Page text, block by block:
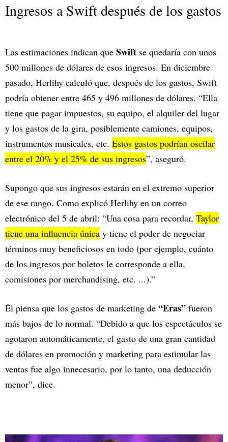
Ingresos a Swift después de los gastos
Las estimaciones indican que Swift se quedaría con unos
500 millones de dólares de esos ingresos. En diciembre
pasado, Herlihy calculó que, después de los gastos, Swift
podría obtener entre 465 y 496 millones de dólares. “Ella
tiene que pagar impuestos, su equipo, el alquiler del lugar
y los gastos de la gira, posiblemente camiones, equipos,
instrumentos musicales, etc. Estos gastos podrían oscilar
entre el 20% y el 25% de sus ingresos”, aseguró.
Supongo que sus ingresos estarán en el extremo superior
de ese rango. Como explicó Herlihy en un correo
electrónico del 5 de abril: “Una cosa para recordar, Taylor
tiene una influencia única y tiene el poder de negociar
términos muy beneficiosos en todo (por ejemplo, cuánto
de los ingresos por boletos le corresponde a ella,
comisiones por merchandising, etc. ...).”
Él piensa que los gastos de marketing de “Eras” fueron
más bajos de lo normal. “Debido a que los espectáculos se
agotaron automáticamente, el gasto de una gran cantidad
de dólares en promoción y marketing para estimular las
ventas fue algo innecesario, por lo tanto, una deducción
menor”, dice.